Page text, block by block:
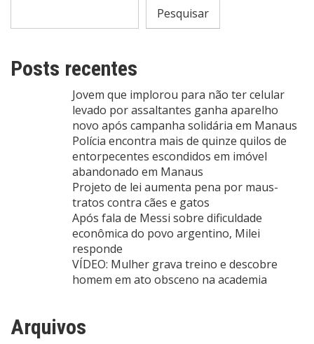
Pesquisar
Posts recentes
Jovem que implorou para não ter celular
levado por assaltantes ganha aparelho
novo após campanha solidária em Manaus
Polícia encontra mais de quinze quilos de
entorpecentes escondidos em imóvel
abandonado em Manaus
Projeto de lei aumenta pena por maus-
tratos contra cães e gatos
Após fala de Messi sobre dificuldade
econômica do povo argentino, Milei
responde
VÍDEO: Mulher grava treino e descobre
homem em ato obsceno na academia
Arquivos